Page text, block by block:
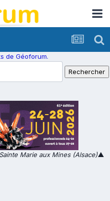
de Géoforum.
Marie aux Mines (Alsace)▲